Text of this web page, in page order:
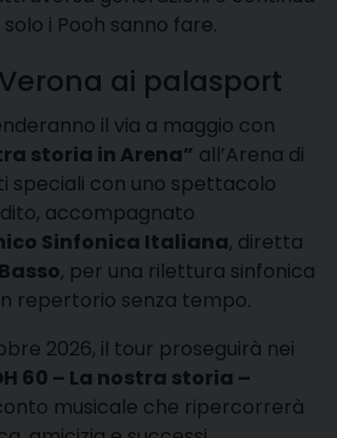
i Pooh sanno fare.
ai palasport
il via a maggio con
storia in Arena” all’Arena di
speciali con uno spettacolo
accompagnato
Sinfonica Italiana, diretta
, per una rilettura sinfonica
repertorio senza tempo.
2026, il tour proseguirà nei
60 – La nostra storia –
musicale che ripercorrerà